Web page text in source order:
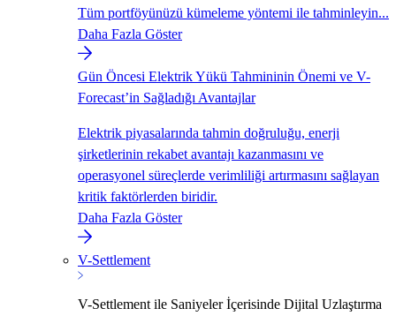
Tüm portföyünüzü kümeleme yöntemi ile tahminleyin...
Daha Fazla Göster
Gün Öncesi Elektrik Yükü Tahmininin Önemi ve V-
Forecast’in Sağladığı Avantajlar
Elektrik piyasalarında tahmin doğruluğu, enerji
şirketlerinin rekabet avantajı kazanmasını ve
operasyonel süreçlerde verimliliği artırmasını sağlayan
kritik faktörlerden biridir.
Daha Fazla Göster
V-Settlement
V-Settlement ile Saniyeler İçerisinde Dijital Uzlaştırma